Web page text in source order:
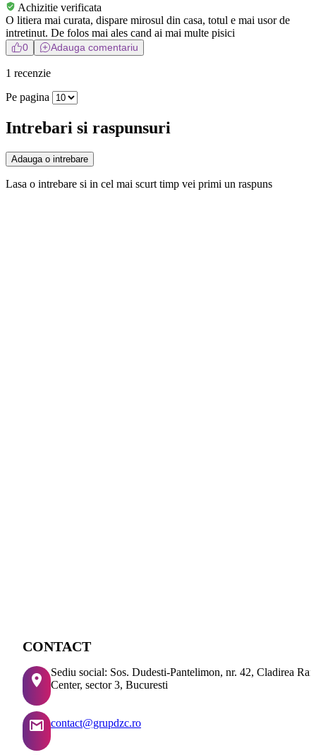
Achizitie verificata
O litiera mai curata, dispare mirosul din casa, totul e mai usor de
intretinut. De folos mai ales cand ai mai multe pisici
0 Adauga comentariu
1 recenzie
Pe pagina
Intrebari si raspunsuri
Adauga o intrebare
Lasa o intrebare si in cel mai scurt timp vei primi un raspuns
CONTACT
Sediu social: Sos. Dudesti-Pantelimon, nr. 42, Cladirea
Center, sector 3, Bucuresti
contact@grupdzc.ro